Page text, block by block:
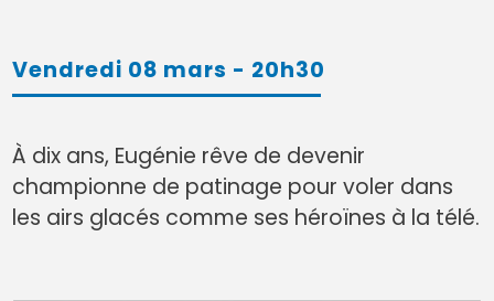
Vendredi 08 mars - 20h30
À dix ans, Eugénie rêve de devenir
championne de patinage pour voler dans
les airs glacés comme ses héroïnes à la télé.